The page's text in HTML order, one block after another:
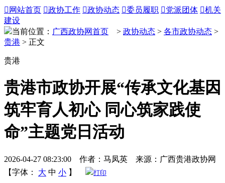
 网站首页 政协工作 政协动态 委员履职 党派团体 机关
建设
当前位置： 广西政协网首页 > 政协动态 > 各市政协动态 >
贵港 > 正文
贵港
贵港市政协开展“传承文化基因
筑牢育人初心 同心筑家践使
命”主题党日活动
2026-04-27 08:23:00 作者：马凤英 来源：广西贵港政协网
【字体：
大 中 小 】 打印